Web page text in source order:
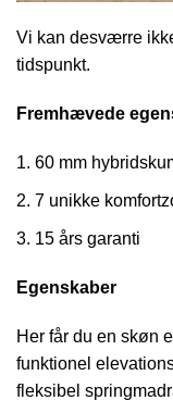
Vi kan desværre
tidspunkt.
Fremhævede
60 mm
7 unikke
15 års garanti
Egenskaber
Her får du en skøn
funktionel
fleksibel